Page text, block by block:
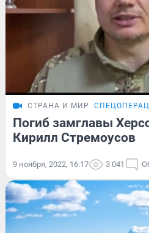
СТРАНА И МИР
Погиб замглавы
Кирилл Стремоусов
9 ноября, 2022, 16:17 3 041